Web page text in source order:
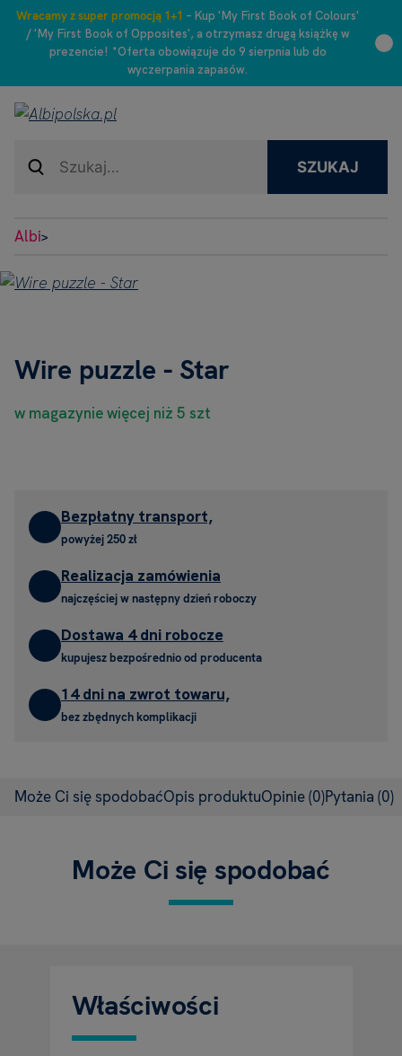
Wracamy z super promocją 1+1 – Kup 'My First Book of Colours'
/ 'My First Book of Opposites', a otrzymasz drugą książkę w
prezencie! *Oferta obowiązuje do 9 sierpnia lub do
wyczerpania zapasów.
SZUKAJ
Albi>
Wire puzzle - Star
w magazynie więcej niż 5 szt
Bezpłatny transport,
powyżej 250 zł
Realizacja zamówienia
najczęściej w następny dzień roboczy
Dostawa 4 dni robocze
kupujesz bezpośrednio od producenta
14 dni na zwrot towaru,
bez zbędnych komplikacji
Może Ci się spodobaćOpis produktuOpinie(0)Pytania (0)
Może Ci się spodobać
Właściwości